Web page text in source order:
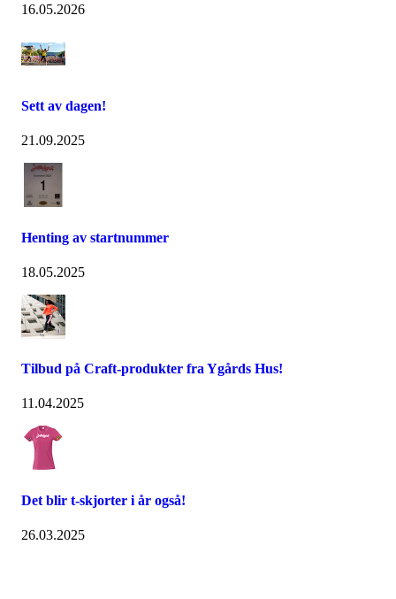
16.05.2026
Sett av dagen!
21.09.2025
Henting av startnummer
18.05.2025
Tilbud på Craft-produkter fra Ygårds Hus!
11.04.2025
Det blir t-skjorter i år også!
26.03.2025